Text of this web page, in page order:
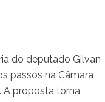
do deputado Gilvan
passos na Câmara
A proposta torna